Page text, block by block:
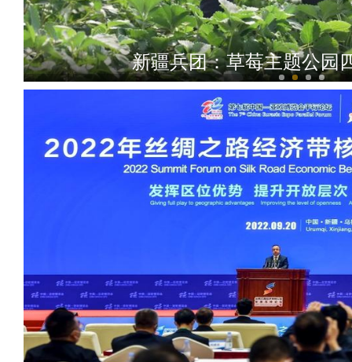
新疆兵团：百万尾土著“高